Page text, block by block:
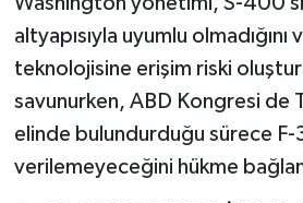
altyapısıyla uyumlu olmadığını
teknolojisine erişim riski
savunurken, ABD Kongresi de
elinde bulundurduğu sürece F-
verilemeyeceğini hükme